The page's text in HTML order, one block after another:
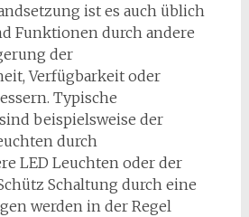
ist es auch üblich
Funktionen durch andere
der
Verfügbarkeit oder
Typische
beispielsweise der
durch
LED Leuchten oder der
Schaltung durch eine
werden in der Regel